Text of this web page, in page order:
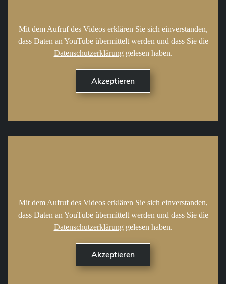
Mit dem Aufruf des Videos erklären Sie sich einverstanden,
dass Daten an YouTube übermittelt werden und dass Sie die
Datenschutzerklärung gelesen haben.
Mit dem Aufruf des Videos erklären Sie sich einverstanden,
dass Daten an YouTube übermittelt werden und dass Sie die
Datenschutzerklärung gelesen haben.